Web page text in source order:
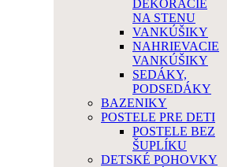
DEKORÁCIE
NA STENU
VANKÚŠIKY
NAHRIEVACIE
VANKÚŠIKY
SEDÁKY,
PODSEDÁKY
BAZENIKY
POSTELE PRE DETI
POSTELE BEZ
ŠUPLÍKU
DETSKÉ POHOVKY